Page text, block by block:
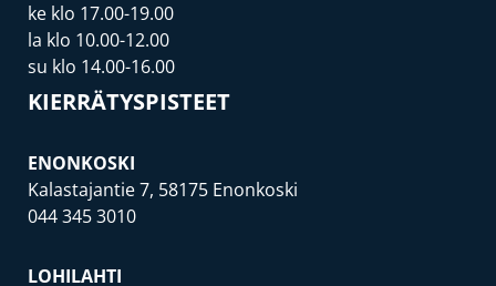
ke klo 17.00-19.00
la klo 10.00-12.00
su klo 14.00-16.00
KIERRÄTYSPISTEET
ENONKOSKI
Kalastajantie 7, 58175 Enonkoski
044 345 3010
LOHILAHTI